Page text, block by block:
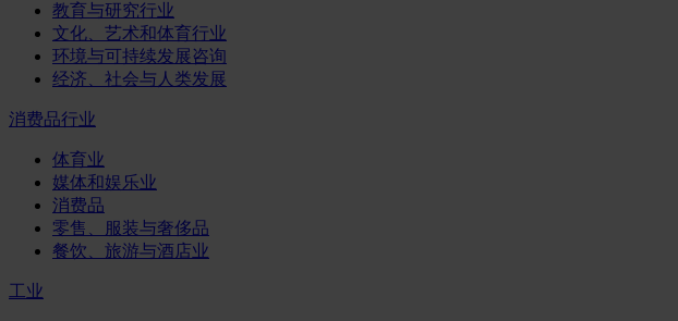
教育与研究行业
文化、艺术和体育行业
环境与可持续发展咨询
经济、社会与人类发展
消费品行业
体育业
媒体和娱乐业
消费品
零售、服装与奢侈品
餐饮、旅游与酒店业
工业